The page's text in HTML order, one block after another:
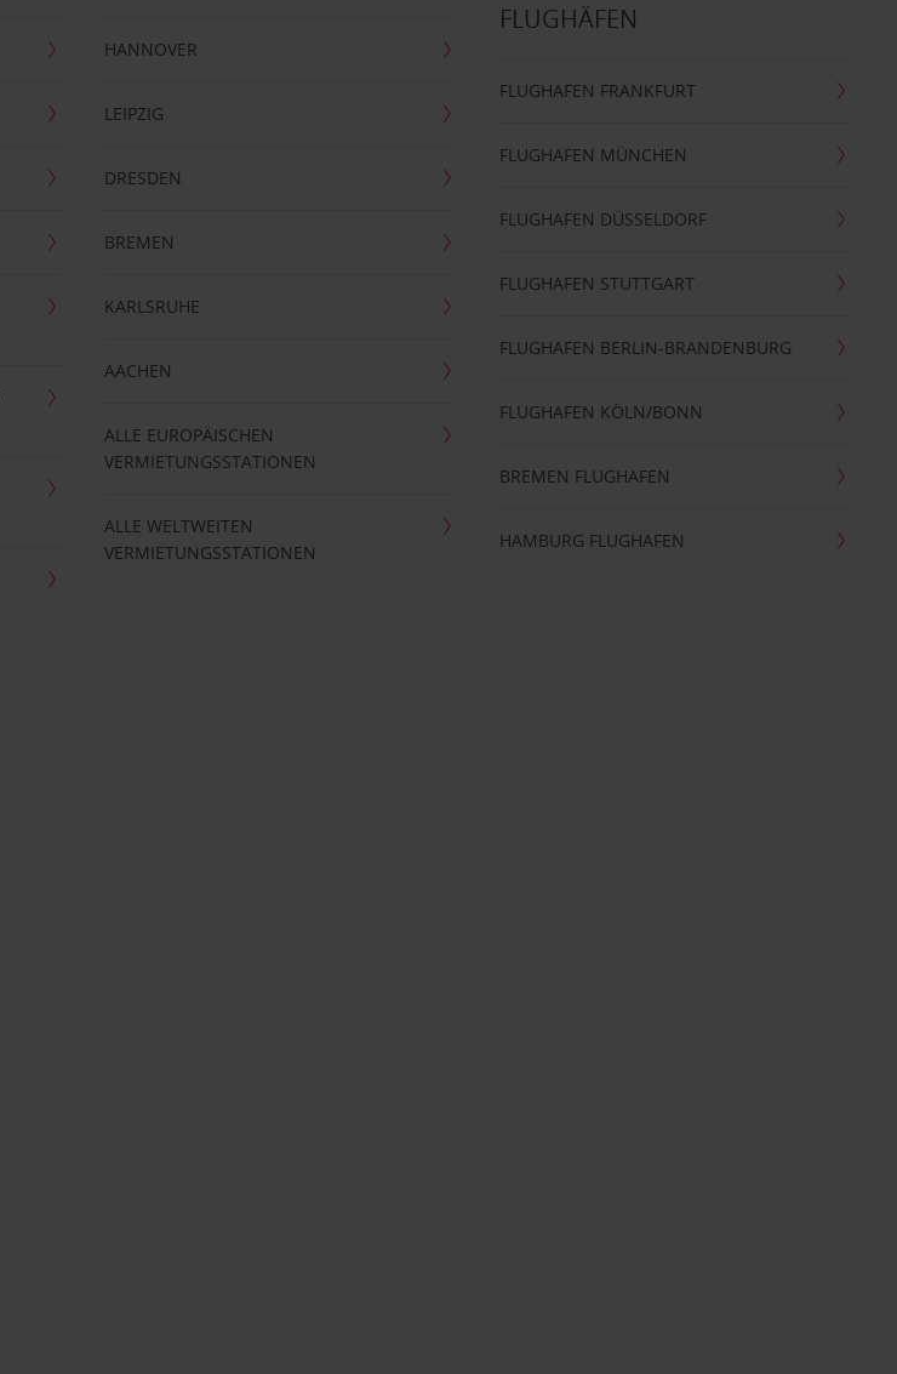
HANNOVER
LEIPZIG
DRESDEN
BREMEN
KARLSRUHE
AACHEN
ALLE EUROPÄISCHEN
VERMIETUNGSSTATIONEN
ALLE WELTWEITEN
VERMIETUNGSSTATIONEN
FLUGHÄFEN
FLUGHAFEN FRANKFURT
FLUGHAFEN MÜNCHEN
FLUGHAFEN DÜSSELDORF
FLUGHAFEN STUTTGART
FLUGHAFEN BERLIN-BRANDENBURG
FLUGHAFEN KÖLN/BONN
BREMEN FLUGHAFEN
HAMBURG FLUGHAFEN